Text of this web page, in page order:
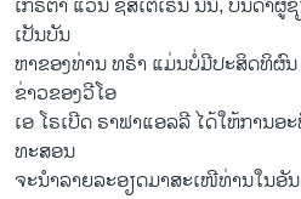
ເປັນບັນ
ຫາຂອງທ່ານ ທຣຳ ແມ່ນບໍ່ມີປະສິດທິຜົ
ຂ່າວຂອງວີໂອ
ເອ ໂຣເບີດ ຣາຟາແອລລີ ໄດ້ໃຫ້ການອ
ທະສອນ
ຈະນຳລາຍລະອຽດມາສະເໜີທ່ານໃນອັ